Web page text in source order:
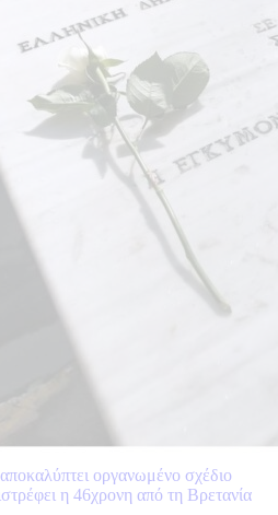
οργανωμένο σχέδιο
η 46χρονη από τη Βρετανία